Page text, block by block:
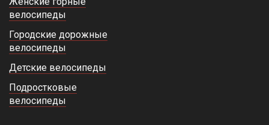
велосипеды
Городские дорожные
велосипеды
Детские велосипеды
Подростковые
велосипеды